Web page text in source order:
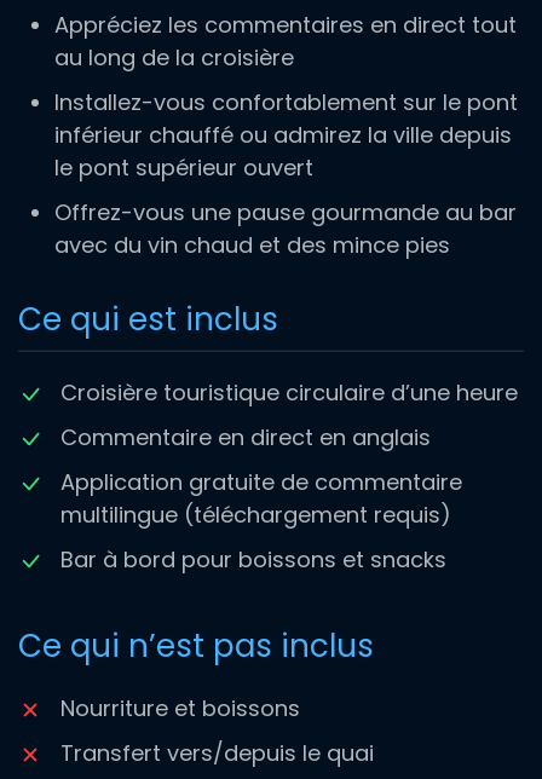
Appréciez les commentaires en direct tout
au long de la croisière
Installez-vous confortablement sur le pont
inférieur chauffé ou admirez la ville depuis
le pont supérieur ouvert
Offrez-vous une pause gourmande au bar
avec du vin chaud et des mince pies
Ce qui est inclus
Croisière touristique circulaire d’une heure
Commentaire en direct en anglais
Application gratuite de commentaire
multilingue (téléchargement requis)
Bar à bord pour boissons et snacks
Ce qui n’est pas inclus
Nourriture et boissons
Transfert vers/depuis le quai